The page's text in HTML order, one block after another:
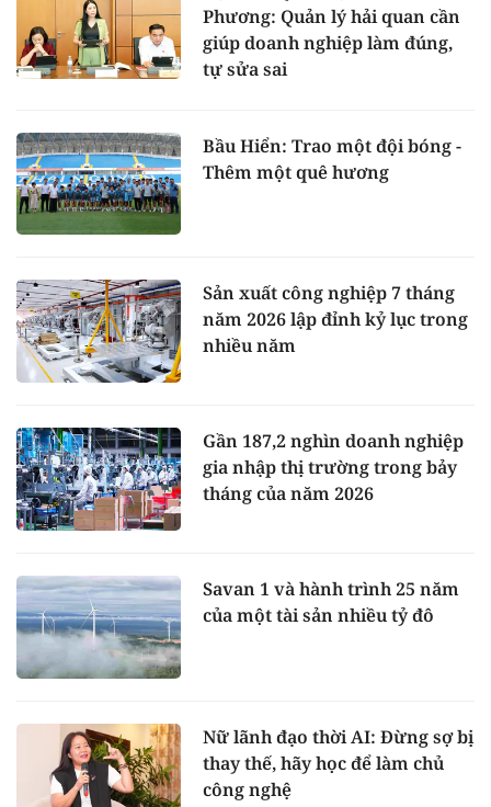
Phương: Quản lý hải quan cần
giúp doanh nghiệp làm đúng,
tự sửa sai
Bầu Hiển: Trao một đội bóng -
Thêm một quê hương
Sản xuất công nghiệp 7 tháng
năm 2026 lập đỉnh kỷ lục trong
nhiều năm
Gần 187,2 nghìn doanh nghiệp
gia nhập thị trường trong bảy
tháng của năm 2026
Savan 1 và hành trình 25 năm
của một tài sản nhiều tỷ đô
Nữ lãnh đạo thời AI: Đừng sợ bị
thay thế, hãy học để làm chủ
công nghệ